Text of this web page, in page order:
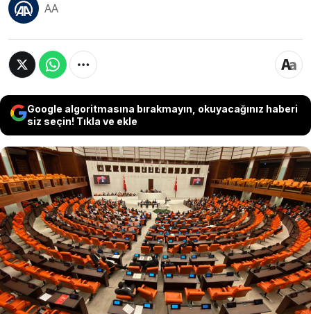
AA
Google algoritmasına bırakmayın, okuyacağınız haberi
siz seçin! Tıkla ve ekle
TBMM Genel Kurulunda, çocukların
korunmasıyla ilgili Meclis Araştırma
Komisyonu kurulması kabul edildi.